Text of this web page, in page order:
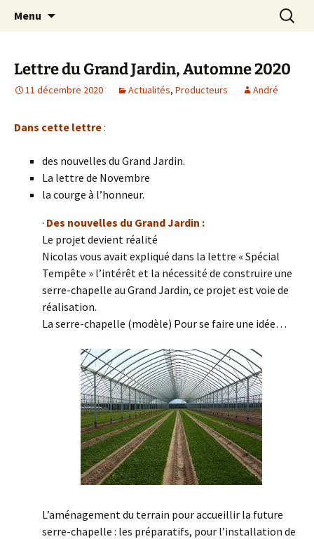
AMAP des Basses Vallées
Le site de l'AMAP
Menu
Lettre du Grand Jardin, Automne 2020
11 décembre 2020 Actualités, Producteurs André
Dans cette lettre:
des nouvelles du Grand Jardin.
La lettre de Novembre
la courge à l’honneur.
· Des nouvelles du Grand Jardin :
Le projet devient réalité
Nicolas vous avait expliqué dans la lettre « Spécial
Tempête » l’intérêt et la nécessité de construire une
serre-chapelle au Grand Jardin, ce projet est voie de
réalisation.
La serre-chapelle (modèle) Pour se faire une idée…
L’aménagement du terrain pour accueillir la future
serre-chapelle : les préparatifs, pour l’installation de